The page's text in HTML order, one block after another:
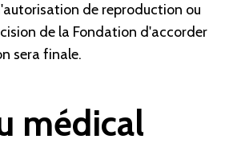
de reproduction ou
de la Fondation d'accorder
sera finale.
médical